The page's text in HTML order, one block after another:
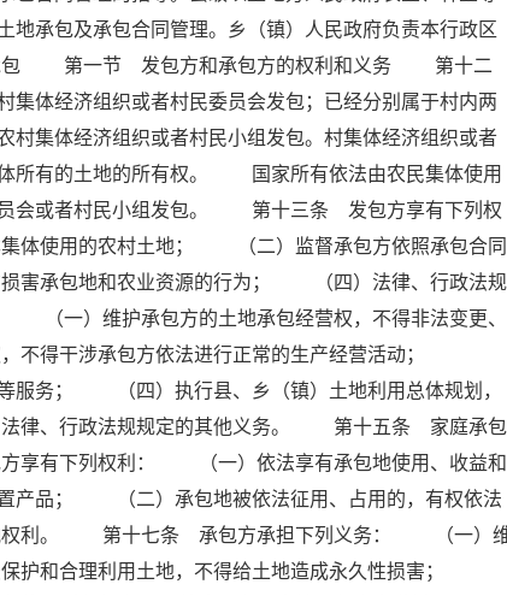
地承包及承包合同管理。乡（镇）人民政府负责本行政区
包 第一节 发包方和承包方的权利和义务 第十二
体经济组织或者村民委员会发包；已经分别属于村内两
村集体经济组织或者村民小组发包。村集体经济组织或者
所有的土地的所有权。 国家所有依法由农民集体使用
员会或者村民小组发包。 第十三条 发包方享有下列权
体使用的农村土地； （二）监督承包方依照承包合同
害承包地和农业资源的行为； （四）法律、行政法规
）维护承包方的土地承包经营权，不得非法变更、
不得干涉承包方依法进行正常的生产经营活动；
等服务； （四）执行县、乡（镇）土地利用总体规划，
律、行政法规规定的其他义务。 第十五条 家庭承包
有下列权利： （一）依法享有承包地使用、收益和
置产品； （二）承包地被依法征用、占用的，有权依法
权利。 第十七条 承包方承担下列义务： （一）
护和合理利用土地，不得给土地造成永久性损害；